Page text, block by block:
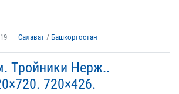
Салават / Башкортостан
Тройники Нерж..
720×426.